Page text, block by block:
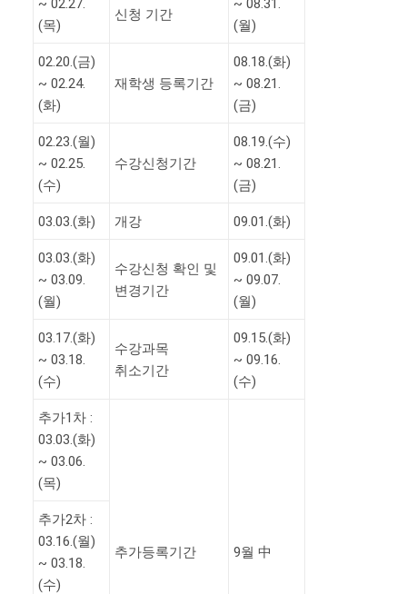
~ 02.27.
(목)
신청 기간
~ 08.31.
(월)
02.20.(금)
~ 02.24.
(화)
재학생 등록기간
08.18.(화)
~ 08.21.
(금)
02.23.(월)
~ 02.25.
(수)
수강신청기간
08.19.(수)
~ 08.21.
(금)
03.03.(화) 개강 09.01.(화)
03.03.(화)
~ 03.09.
(월)
수강신청 확인 및
변경기간
09.01.(화)
~ 09.07.
(월)
03.17.(화)
~ 03.18.
(수)
수강과목
취소기간
09.15.(화)
~ 09.16.
(수)
추가1차 :
03.03.(화)
~ 03.06.
(목)
추가등록기간 9월 中
추가2차 :
03.16.(월)
~ 03.18.
(수)